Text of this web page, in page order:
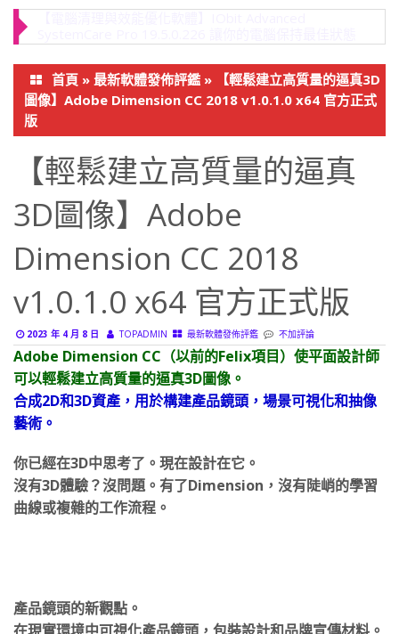
PDF 解決方案
首頁»最新軟體發佈評鑑»【輕鬆建立高質量的逼真3D
圖像】Adobe Dimension CC 2018 v1.0.1.0 x64 官方正式
版
【輕鬆建立高質量的逼真
3D圖像】Adobe
Dimension CC 2018
v1.0.1.0 x64 官方正式版
2023 年 4 月 8 日 TOPADMIN 最新軟體發佈評鑑 不加評論
Adobe Dimension CC（以前的Felix項目）使平面設計師
可以輕鬆建立高質量的逼真3D圖像。
合成2D和3D資產，用於構建產品鏡頭，場景可視化和抽像
藝術。
你已經在3D中思考了。現在設計在它。
沒有3D體驗？沒問題。有了Dimension，沒有陡峭的學習
產品鏡頭的新觀點。